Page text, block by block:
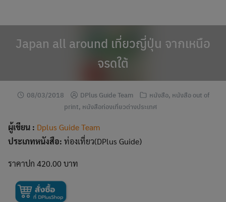
Japan all around เที่ยวญี่ปุ่น จากเหนือ
จรดใต้
08/03/2018 DPlus Guide Team หนังสือ, หนังสือ out of
print, หนังสือท่องเที่ยวต่างประเทศ
ผู้เขียน : Dplus Guide Team
ประเภทหนังสือ: ท่องเที่ยว(DPlus Guide)
ราคาปก 420.00 บาท